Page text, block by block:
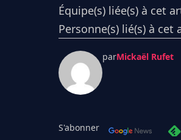
Équipe(s) liée(s) à cet
Personne(s) lié(s) à cet
parMickaël Rufet
S'abonner